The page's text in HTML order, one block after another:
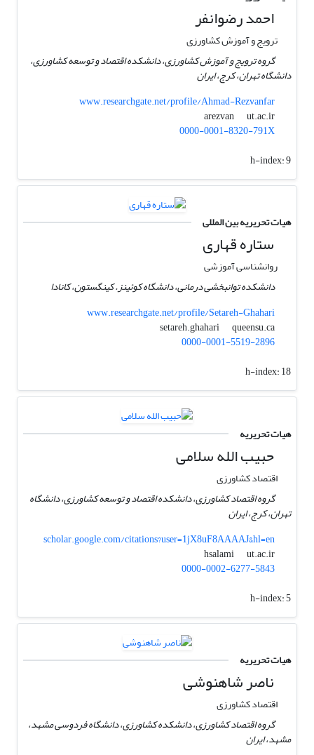
احمد رضوانفر
ترویج و آموزش کشاورزی
گروه ترویج و آموزش کشاورزی، دانشکده اقتصاد و توسعه کشاورزی،
دانشگاه تهران، کرج، ایران
www.researchgate.net/profile/Ahmad-Rezvanfar
arezvan
ut.ac.ir
0000-0001-8320-791X
h-index:9
هیات تحریریه بین المللی
ستاره قهاری
روانشناسی آموزشی
دانشکده توانبخشی درمانی، دانشگاه کوئینز. کینگستون، کانادا
www.researchgate.net/profile/Setareh-Ghahari
setareh.ghahari
queensu.ca
0000-0001-5519-2896
h-index:18
هیات تحریریه
حبیب الله سلامی
اقتصاد کشاورزی
گروه اقتصاد کشاورزی، دانشکده اقتصاد و توسعه کشاورزی، دانشگاه
تهران، کرج، ایران
scholar.google.com/citations?user=1jX8uF8AAAAJ&hl=en
hsalami
ut.ac.ir
0000-0002-6277-5843
h-index:5
هیات تحریریه
ناصر شاهنوشی
اقتصاد کشاورزی
گروه اقتصاد کشاورزی، دانشکده کشاورزی، دانشگاه فردوسی مشهد،
مشهد، ایران